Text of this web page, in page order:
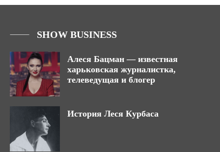
SHOW BUSINESS
Алеся Бацман — известная
харьковская журналистка,
телеведущая и блогер
История Леся Курбаса